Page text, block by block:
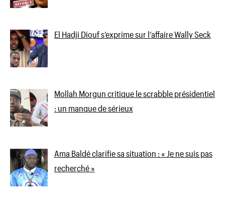
El Hadji Diouf s’exprime sur l’affaire Wally Seck
Mollah Morgun critique le scrabble présidentiel
: un manque de sérieux
Ama Baldé clarifie sa situation : « Je ne suis pas
recherché »